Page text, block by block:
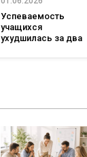
Украины
Успеваемость
учащихся
ухудшилась за два
мотивации и